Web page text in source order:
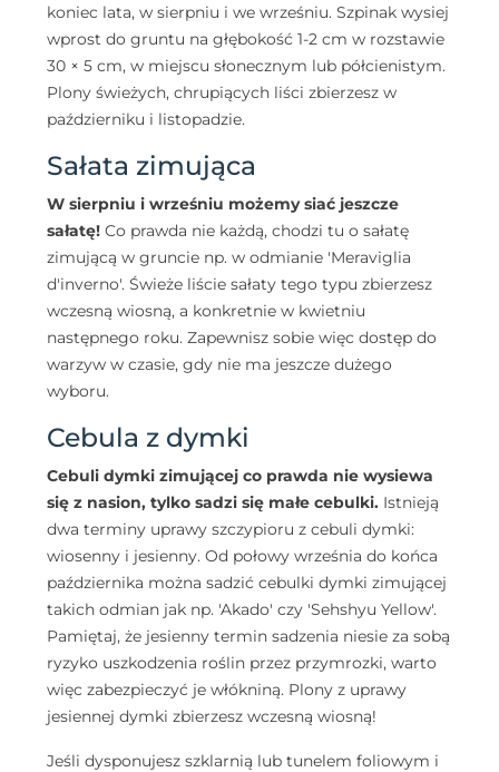
koniec lata, w sierpniu i we wrześniu. Szpinak wysiej
wprost do gruntu na głębokość 1-2 cm w rozstawie
30 × 5 cm, w miejscu słonecznym lub półcienistym.
Plony świeżych, chrupiących liści zbierzesz w
październiku i listopadzie.
Sałata zimująca
W sierpniu i wrześniu możemy siać jeszcze
sałatę! Co prawda nie każdą, chodzi tu o sałatę
zimującą w gruncie np. w odmianie 'Meraviglia
d'inverno'. Świeże liście sałaty tego typu zbierzesz
wczesną wiosną, a konkretnie w kwietniu
następnego roku. Zapewnisz sobie więc dostęp do
warzyw w czasie, gdy nie ma jeszcze dużego
wyboru.
Cebula z dymki
Cebuli dymki zimującej co prawda nie wysiewa
się z nasion, tylko sadzi się małe cebulki. Istnieją
dwa terminy uprawy szczypioru z cebuli dymki:
wiosenny i jesienny. Od połowy września do końca
października można sadzić cebulki dymki zimującej
takich odmian jak np. 'Akado' czy 'Sehshyu Yellow'.
Pamiętaj, że jesienny termin sadzenia niesie za sobą
ryzyko uszkodzenia roślin przez przymrozki, warto
więc zabezpieczyć je włókniną. Plony z uprawy
jesiennej dymki zbierzesz wczesną wiosną!
Jeśli dysponujesz szklarnią lub tunelem foliowym i